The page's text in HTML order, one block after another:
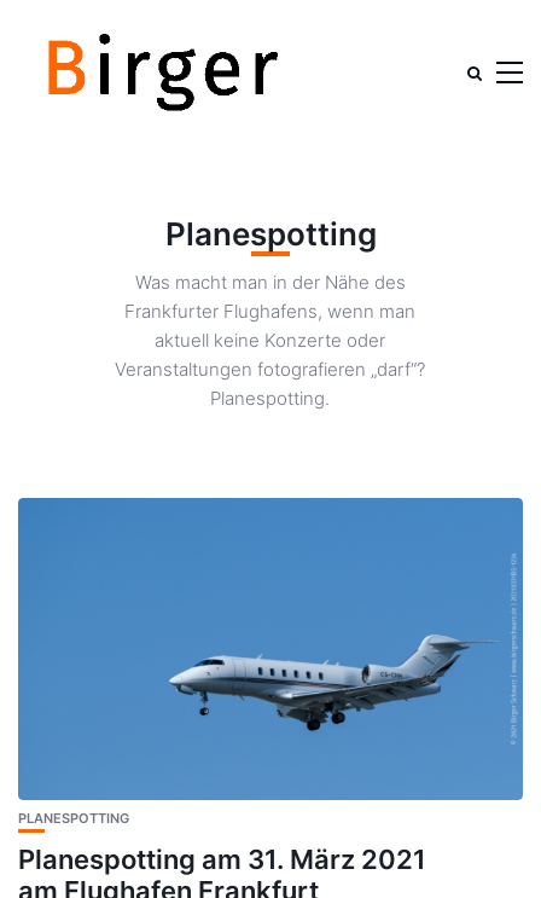
Planespotting
Was macht man in der Nähe des
Frankfurter Flughafens, wenn man
aktuell keine Konzerte oder
Veranstaltungen fotografieren „darf“?
Planespotting.
PLANESPOTTING
Planespotting am 31. März 2021
am Flughafen Frankfurt